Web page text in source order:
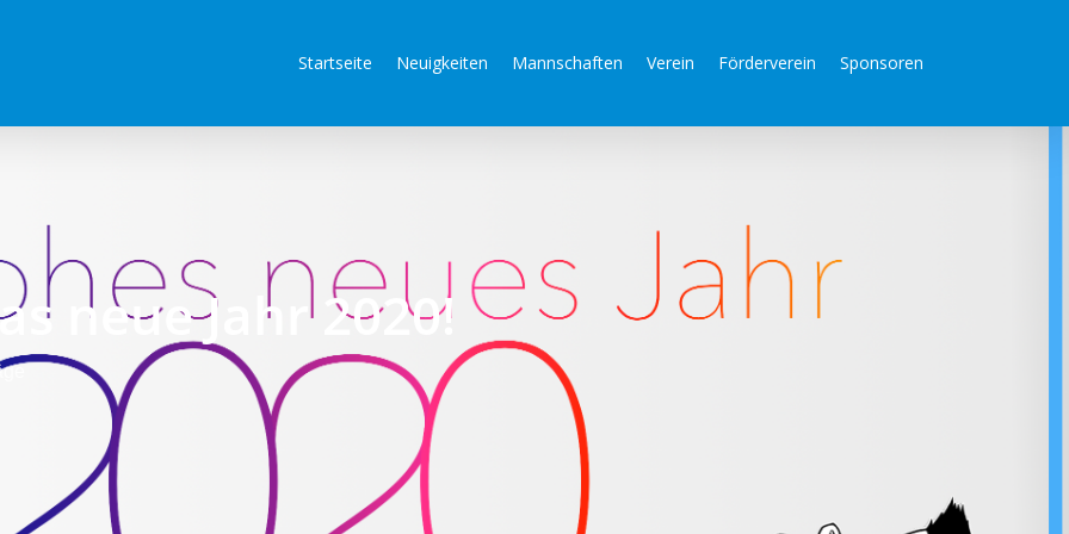
Startseite Neuigkeiten Mannschaften Verein Förderverein Sponsoren
neue Jahr 2020!